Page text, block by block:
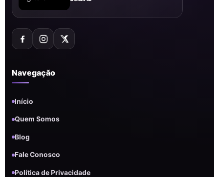
Navegação
Início
Quem Somos
Blog
Fale Conosco
Política de Privacidade